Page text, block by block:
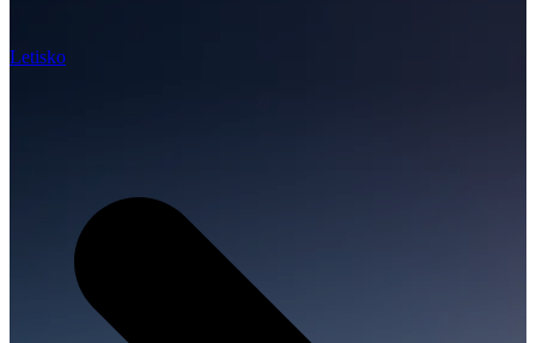
Letisko